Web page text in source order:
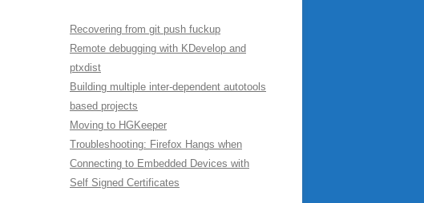
Recovering from git push fuckup
Remote debugging with KDevelop and
ptxdist
Building multiple inter-dependent autotools
based projects
Moving to HGKeeper
Troubleshooting: Firefox Hangs when
Connecting to Embedded Devices with
Self Signed Certificates